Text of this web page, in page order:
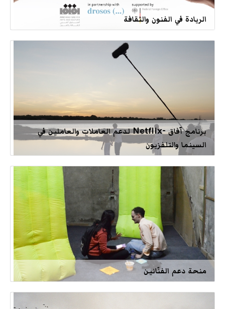
الريادة في الفنون والثقافة
برنامج آفاق -Netflix لدعم العاملات والعاملين في
السينما والتلفزيون
منحة دعم الفنّانين